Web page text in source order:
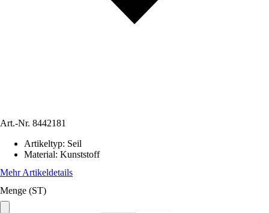
Art.-Nr. 8442181
Artikeltyp: Seil
Material: Kunststoff
Mehr Artikeldetails
Menge (ST)